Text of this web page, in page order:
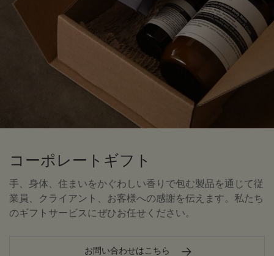
コーポレートギフト
手、身体、住まいをかぐわしい香りで包む製品を通じて従
業員、クライアント、お客様への感謝を伝えます。私たち
のギフトサービスにぜひお任せください。
お問い合わせはこちら